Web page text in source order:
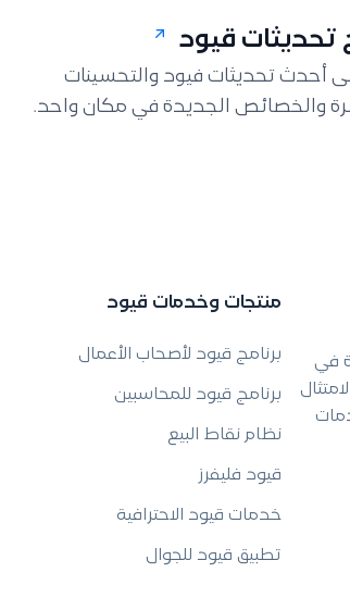
قيود
أحدث تحديثات فيود والتحسينات
والخصائص الجديدة في مكان واحد.
في
منتجات وخدمات قيود
برنامج قيود لأصحاب الأعمال
برنامج قيود للمحاسبين
نظام نقاط البيع
قيود فليفرز
خدمات قيود الاحترافية
تطبيق قيود للجوال